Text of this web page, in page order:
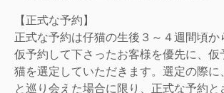
【正式な予約】
正式な予約は仔猫の生後３～４週間頃か
仮予約して下さったお客様を優先に、
猫を選定していただきます。選定の際
と巡り会えた場合に限り、正式な予約と